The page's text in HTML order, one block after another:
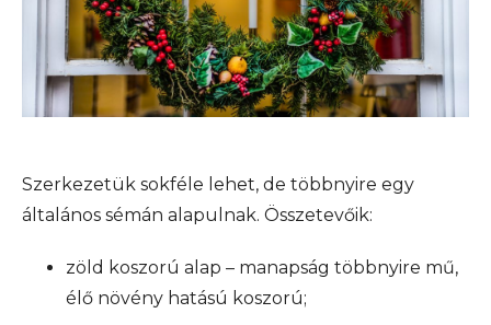
Szerkezetük sokféle lehet, de többnyire egy
általános sémán alapulnak. Összetevőik:
zöld koszorú alap – manapság többnyire mű,
élő növény hatású koszorú;